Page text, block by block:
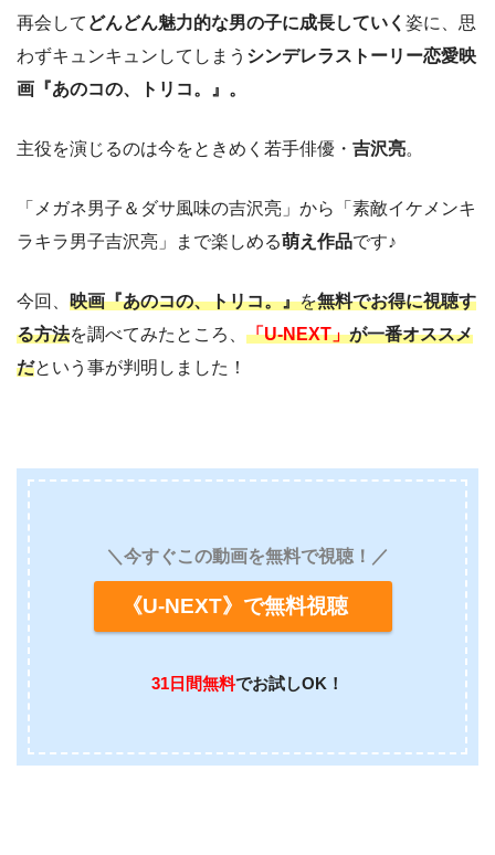
再会して どんどん魅力的な男の子に成長していく 姿に、思
わずキュンキュンしてしまう シンデレラストーリー恋愛映
画『あのコの、トリコ。』。
主役を演じるのは今をときめく若手俳優・ 吉沢亮。
「メガネ男子＆ダサ風味の吉沢亮」から「素敵イケメンキ
ラキラ男子吉沢亮」まで楽しめる萌え作品です♪
今回、 映画『あのコの、トリコ。』を無料でお得に視聴す
る方法を調べてみたところ、 「U-NEXT」が一番オススメ
だという事が判明しました！
＼今すぐこの動画を無料で視聴！／
《U-NEXT》で無料視聴
31日間無料でお試しOK！